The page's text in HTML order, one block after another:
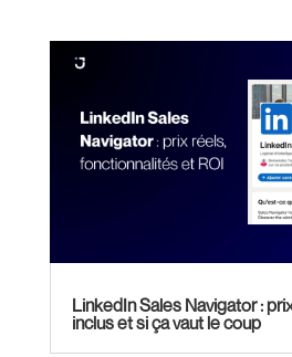
LinkedIn Sales Navigator :
inclus et si ça vaut le coup